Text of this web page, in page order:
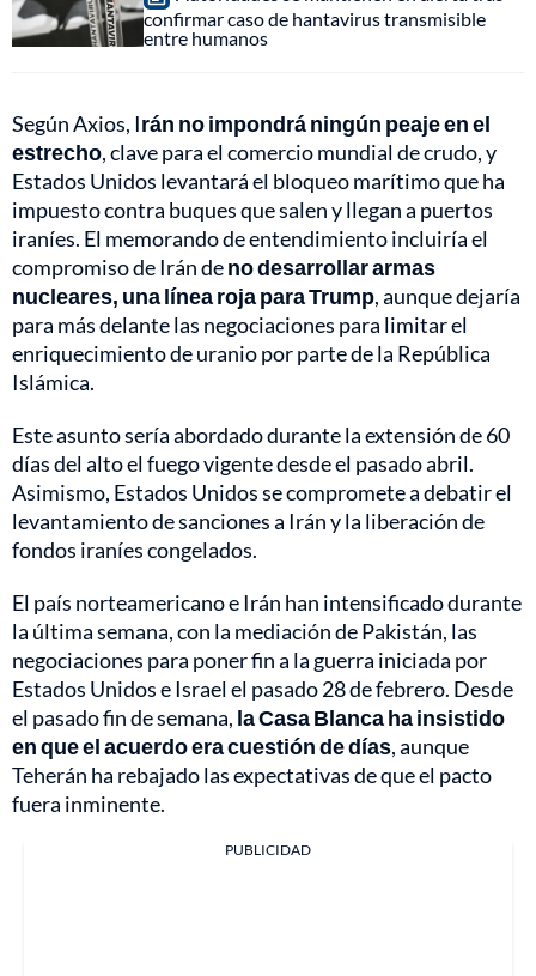
confirmar caso de hantavirus transmisible
entre humanos
Según Axios, Irán no impondrá ningún peaje en el
estrecho, clave para el comercio mundial de crudo, y
Estados Unidos levantará el bloqueo marítimo que ha
impuesto contra buques que salen y llegan a puertos
iraníes. El memorando de entendimiento incluiría el
compromiso de Irán deno desarrollar armas
nucleares, una línea roja para Trump, aunque dejaría
para más delante las negociaciones para limitar el
enriquecimiento de uranio por parte de la República
Islámica.
Este asunto sería abordado durante la extensión de 60
días del alto el fuego vigente desde el pasado abril.
Asimismo, Estados Unidos se compromete a debatir el
levantamiento de sanciones a Irán y la liberación de
fondos iraníes congelados.
El país norteamericano e Irán han intensificado durante
la última semana, con la mediación de Pakistán, las
negociaciones para poner fin a la guerra iniciada por
Estados Unidos e Israel el pasado 28 de febrero. Desde
el pasado fin de semana, la Casa Blanca ha insistido
en que el acuerdo era cuestión de días, aunque
Teherán ha rebajado las expectativas de que el pacto
fuera inminente.
PUBLICIDAD